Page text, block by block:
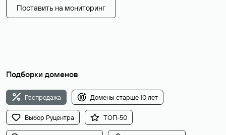
Поставить на мониторинг
Подборки доменов
Распродажа Домены старше 10 лет
Выбор Руцентра ТОП-50